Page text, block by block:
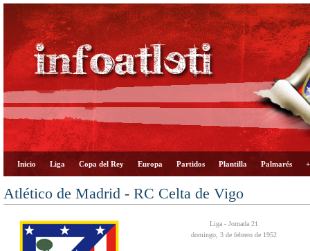
Inicio Liga Copa del Rey Europa Partidos Plantilla Palmarés
Atlético de Madrid - RC Celta de Vigo
Liga - Jornada 21
domingo, 3 de febrero de 1952